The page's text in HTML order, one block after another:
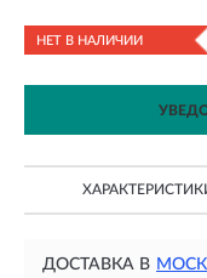
НЕТ В НАЛИЧИИ
ДОСТАВКА В